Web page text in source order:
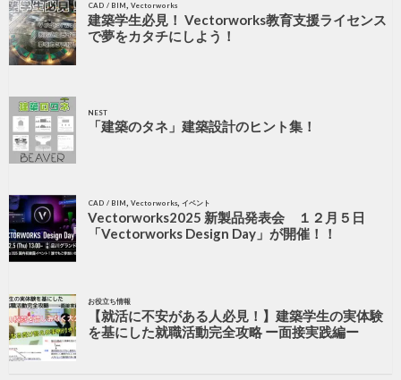
CAD / BIM Vectorworks
建築学生必見！ Vectorworks教育支援ライセンス
で夢をカタチにしよう！
NEST
「建築のタネ」建築設計のヒント集！
CAD / BIM Vectorworks, イベント
Vectorworks2025 新製品発表会 １２月５日
「Vectorworks Design Day」が開催！！
お役立ち情報
【就活に不安がある人必見！】建築学生の実体験
を基にした就職活動完全攻略 ー面接実践編ー